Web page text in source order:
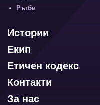
Ръгби
Истории
Екип
Етичен кодекс
Контакти
За нас